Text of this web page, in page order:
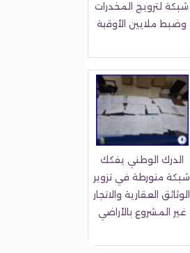
شبكة لترويج المخدرات
وضبط ملايين الأوقية
الدرك الوطني يفكك
شبكة متورطة في تزوير
الوثائق العقارية والاتجار
غير المشروع بالأراضي